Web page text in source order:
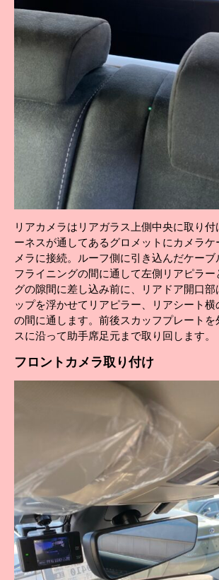
リアカメラはリアガラス上側中央に取り
ーネスが通してあるグロメットにカメラケ
メラに接続。ルーフ側に引き込んだケー
フライニングの間に通して左側リアピラー
グの隙間に差し込み前に、リアドア開口部
ップを浮かせてリアピラー、リアシート横
の間に通します。前後スカッフプレートを
スに沿って助手席足元まで取り回します。
フロント カメラ取り付け